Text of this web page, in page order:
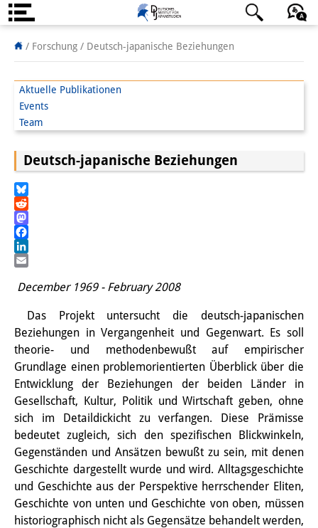
Über uns
Institut
Team
Institutsleitung
Forschungsteam
GastwissenschaftlerInnen
StipendiatInnen
PraktikantInnen
DIJ Alumni
Forschung
Forschungsüberblick
Forschungsfeld:
Nachhaltigkeit in Japan
Forschungsfeld:
日本語 English
/ Forschung / Deutsch-japanische Beziehungen
Aktuelle Publikationen
Events
Team
Deutsch-japanische Beziehungen
Bluesky
Reddit
Mastodon
Facebook
LinkedIn
December 1969 - February 2008
Das Projekt untersucht die deutsch-japanischen
Beziehungen in Vergangenheit und Gegenwart. Es soll
theorie- und methodenbewußt auf empirischer
Grundlage einen problemorientierten Überblick über die
Entwicklung der Beziehungen der beiden Länder in
Gesellschaft, Kultur, Politik und Wirtschaft geben, ohne
sich im Detaildickicht zu verfangen. Diese Prämisse
bedeutet zugleich, sich den spezifischen Blickwinkeln,
Gegenständen und Ansätzen bewußt zu sein, mit denen
Geschichte dargestellt wurde und wird. Alltagsgeschichte
und Geschichte aus der Perspektive herrschender Eliten,
Geschichte von unten und Geschichte von oben, müssen
historiographisch nicht als Gegensätze behandelt werden,